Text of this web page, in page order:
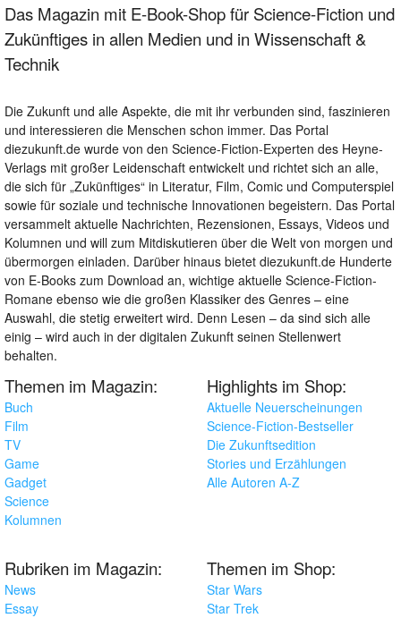
Das Magazin mit E-Book-Shop für Science-Fiction und
Zukünftiges in allen Medien und in Wissenschaft &
Technik
Die Zukunft und alle Aspekte, die mit ihr verbunden sind, faszinieren
und interessieren die Menschen schon immer. Das Portal
diezukunft.de wurde von den Science-Fiction-Experten des Heyne-
Verlags mit großer Leidenschaft entwickelt und richtet sich an alle,
die sich für „Zukünftiges“ in Literatur, Film, Comic und Computerspiel
sowie für soziale und technische Innovationen begeistern. Das Portal
versammelt aktuelle Nachrichten, Rezensionen, Essays, Videos und
Kolumnen und will zum Mitdiskutieren über die Welt von morgen und
übermorgen einladen. Darüber hinaus bietet diezukunft.de Hunderte
von E-Books zum Download an, wichtige aktuelle Science-Fiction-
Romane ebenso wie die großen Klassiker des Genres – eine
Auswahl, die stetig erweitert wird. Denn Lesen – da sind sich alle
einig – wird auch in der digitalen Zukunft seinen Stellenwert
behalten.
Themen im Magazin:
Buch
Film
TV
Game
Gadget
Science
Kolumnen
Highlights im Shop:
Aktuelle Neuerscheinungen
Science-Fiction-Bestseller
Die Zukunftsedition
Stories und Erzählungen
Alle Autoren A-Z
Rubriken im Magazin:
News
Essay
Themen im Shop:
Star Wars
Star Trek